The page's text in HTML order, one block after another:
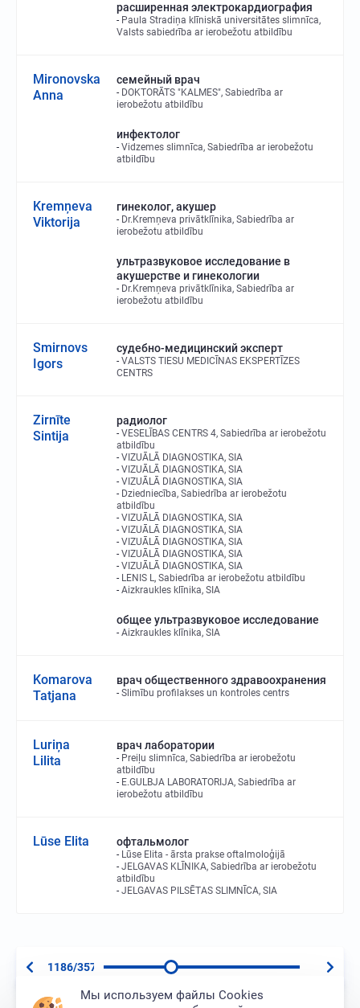
расширенная электрокардиография
Paula Stradiņa klīniskā universitātes slimnīca,
Valsts sabiedrība ar ierobežotu atbildību
Mironovska
Anna
семейный врач
DOKTORĀTS "KALMES", Sabiedrība ar
ierobežotu atbildību
инфектолог
Vidzemes slimnīca, Sabiedrība ar ierobežotu
atbildību
Kremņeva
Viktorija
гинеколог, акушер
Dr.Kremņeva privātklīnika, Sabiedrība ar
ierobežotu atbildību
ультразвуковое исследование в
акушерстве и гинекологии
Dr.Kremņeva privātklīnika, Sabiedrība ar
ierobežotu atbildību
Smirnovs
Igors
судебно-медицинский эксперт
VALSTS TIESU MEDICĪNAS EKSPERTĪZES
CENTRS
Zirnīte
Sintija
радиолог
VESELĪBAS CENTRS 4, Sabiedrība ar ierobežotu
atbildību
VIZUĀLĀ DIAGNOSTIKA, SIA
VIZUĀLĀ DIAGNOSTIKA, SIA
VIZUĀLĀ DIAGNOSTIKA, SIA
Dziedniecība, Sabiedrība ar ierobežotu
atbildību
VIZUĀLĀ DIAGNOSTIKA, SIA
VIZUĀLĀ DIAGNOSTIKA, SIA
VIZUĀLĀ DIAGNOSTIKA, SIA
VIZUĀLĀ DIAGNOSTIKA, SIA
VIZUĀLĀ DIAGNOSTIKA, SIA
LENIS L, Sabiedrība ar ierobežotu atbildību
Aizkraukles klīnika, SIA
общее ультразвуковое исследование
Aizkraukles klīnika, SIA
Komarova
Tatjana
врач общественного здравоохранения
Slimību profilakses un kontroles centrs
Luriņa
Lilita
врач лаборатории
Preiļu slimnīca, Sabiedrība ar ierobežotu
atbildību
E.GULBJA LABORATORIJA, Sabiedrība ar
ierobežotu atbildību
Lūse Elita офтальмолог
Lūse Elita - ārsta prakse oftalmoloģijā
JELGAVAS KLĪNIKA, Sabiedrība ar ierobežotu
atbildību
JELGAVAS PILSĒTAS SLIMNĪCA, SIA
1186/3573
Мы используем файлы Cookies